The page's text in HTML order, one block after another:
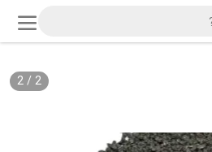
2
/
2